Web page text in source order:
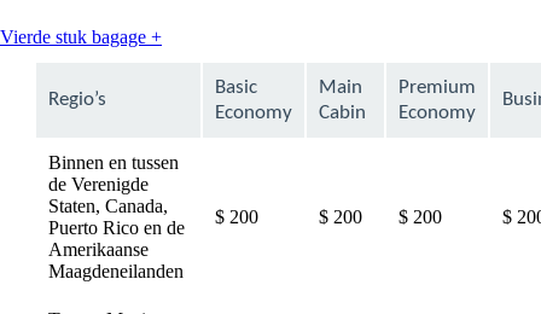
Vierde stuk bagage +This
expanded
Regio’s
Basic
Economy
Main
Cabin
Premium
Economy
Binnen en tussen
de Verenigde
Staten, Canada,
Puerto Rico en de
Amerikaanse
Maagdeneilanden
$ 200 $ 200 $ 200 $